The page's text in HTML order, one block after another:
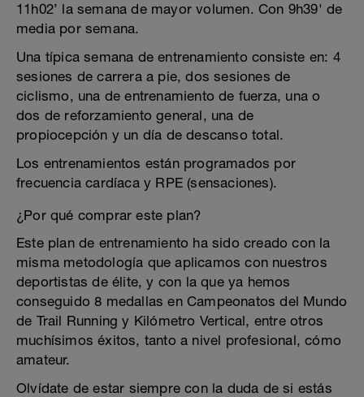
11h02’ la semana de mayor volumen. Con 9h39' de
media por semana.
Una típica semana de entrenamiento consiste en: 4
sesiones de carrera a pie, dos sesiones de
ciclismo, una de entrenamiento de fuerza, una o
dos de reforzamiento general, una de
propiocepción y un día de descanso total.
Los entrenamientos están programados por
frecuencia cardíaca y RPE (sensaciones).
¿Por qué comprar este plan?
Este plan de entrenamiento ha sido creado con la
misma metodología que aplicamos con nuestros
deportistas de élite, y con la que ya hemos
conseguido 8 medallas en Campeonatos del Mundo
de Trail Running y Kilómetro Vertical, entre otros
muchísimos éxitos, tanto a nivel profesional, cómo
amateur.
Olvídate de estar siempre con la duda de si estás